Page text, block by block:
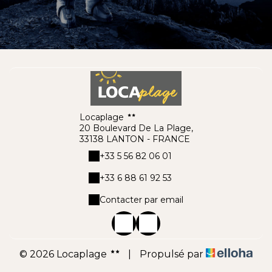
Locaplage
20 Boulevard De La Plage,
33138 LANTON - FRANCE
+33 5 56 82 06 01
+33 6 88 61 92 53
Contacter par email
© 2026 Locaplage Propulsé par